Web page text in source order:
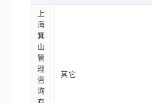
上
海
箕
山
管
理
咨
询
其它